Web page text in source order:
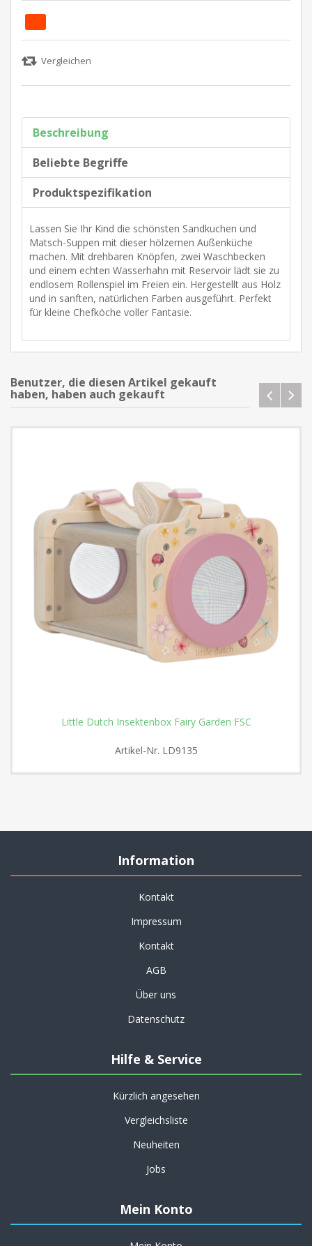
Beschreibung
Beliebte Begriffe
Produktspezifikation
Lassen Sie Ihr Kind die schönsten Sandkuchen und
Matsch-Suppen mit dieser hölzernen Außenküche
machen. Mit drehbaren Knöpfen, zwei Waschbecken
und einem echten Wasserhahn mit Reservoir lädt sie zu
endlosem Rollenspiel im Freien ein. Hergestellt aus Holz
und in sanften, natürlichen Farben ausgeführt. Perfekt
für kleine Chefköche voller Fantasie.
Benutzer, die diesen Artikel gekauft
haben, haben auch gekauft
Little Dutch Insektenbox Fairy Garden FSC
Artikel-Nr. LD9135
Information
Kontakt
Impressum
Kontakt
AGB
Über uns
Datenschutz
Hilfe & Service
Kürzlich angesehen
Vergleichsliste
Neuheiten
Jobs
Mein Konto